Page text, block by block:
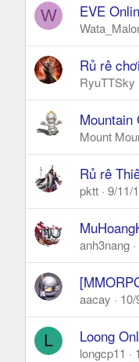
W EVE
Rủ rê
RyuTTSky
Mountain
Mount
Rủ rê
pktt 9/11/
anh3nang
aacay
L Loong
longcp11